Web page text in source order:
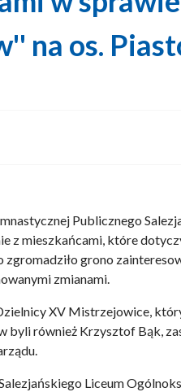
na os.
Publicznego
z mieszkańcami, które
zgromadziło grono
zmianami.
XV Mistrzejowice,
byli również Krzysztof Bąk,
Liceum